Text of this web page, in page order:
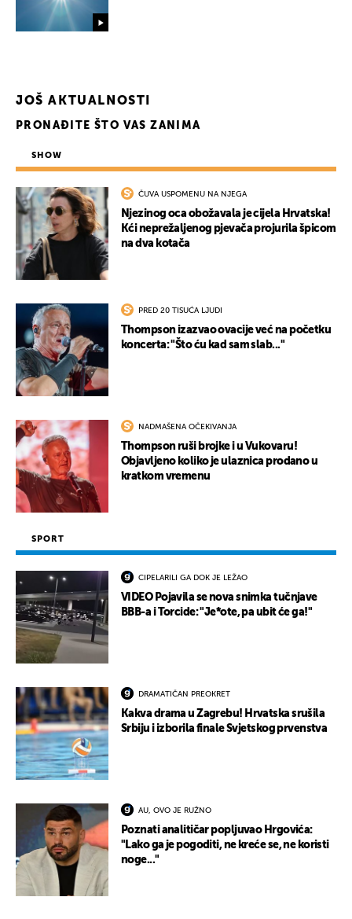
JOŠ AKTUALNOSTI
PRONAĐITE ŠTO VAS ZANIMA
SHOW
ČUVA USPOMENU NA NJEGA
Njezinog oca obožavala je cijela Hrvatska!
Kći neprežaljenog pjevača projurila špicom
na dva kotača
PRED 20 TISUĆA LJUDI
Thompson izazvao ovacije već na početku
koncerta: "Što ću kad sam slab..."
NADMAŠENA OČEKIVANJA
Thompson ruši brojke i u Vukovaru!
Objavljeno koliko je ulaznica prodano u
kratkom vremenu
SPORT
CIPELARILI GA DOK JE LEŽAO
VIDEO Pojavila se nova snimka tučnjave
BBB-a i Torcide: "Je*ote, pa ubit će ga!"
DRAMATIČAN PREOKRET
Kakva drama u Zagrebu! Hrvatska srušila
Srbiju i izborila finale Svjetskog prvenstva
AU, OVO JE RUŽNO
Poznati analitičar popljuvao Hrgovića:
"Lako ga je pogoditi, ne kreće se, ne koristi
noge..."
UKLJUČITE NOTIFIKACIJE